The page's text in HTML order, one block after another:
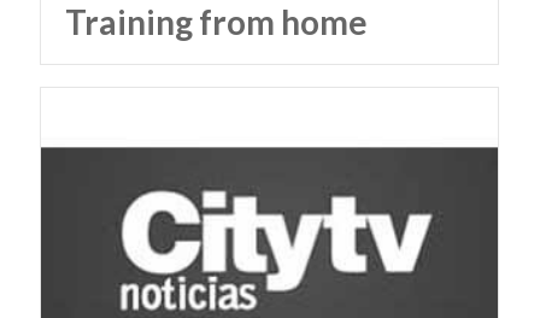
Training from home